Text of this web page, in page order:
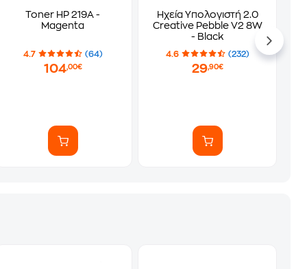
Toner HP 219A -
Magenta
4.7 (64)
104,00€
Ηχεία Υπολογιστή 2.0
Creative Pebble V2 8W
- Black
4.6 (232)
29,90€